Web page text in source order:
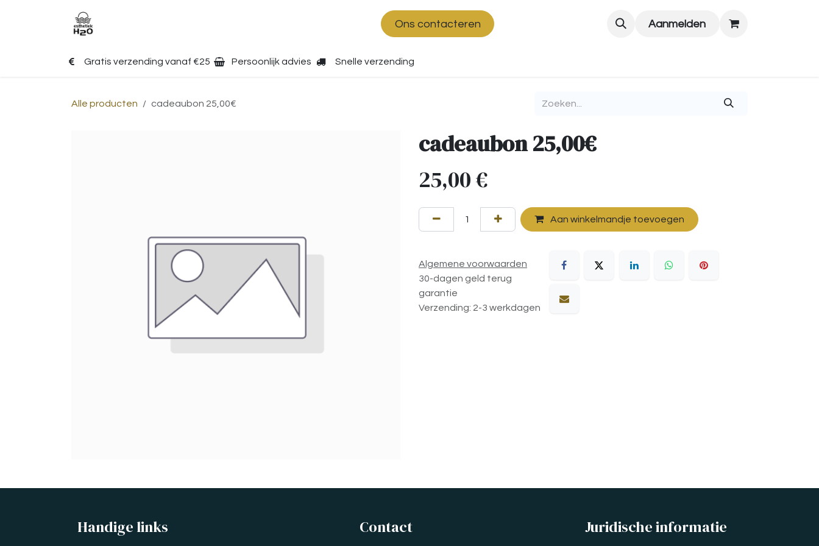
Ons contacteren Aanmelden
Gratis verzending vanaf €25 Persoonlijk advies Snelle verzending
Alle producten cadeaubon 25,00€
cadeaubon 25,00€
25,00€
Aan winkelmandje toevoegen
Algemene voorwaarden
30-dagen geld terug
garantie
Verzending: 2-3 werkdagen
Handige links Juridische informatie
Contact